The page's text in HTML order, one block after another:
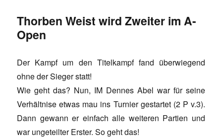
Thorben Weist wird Zweiter im A-
Open
Der Kampf um den Titelkampf fand überwiegend
ohne der Sieger statt!
Wie geht das? Nun, IM Dennes Abel war für seine
Verhältnise etwas mau ins Turnier gestartet (2 P v.3).
Dann gewann er einfach alle weiteren Partien und
war ungeteilter Erster. So geht das!